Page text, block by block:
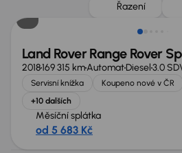
Řazení
Land Rover Range Rover
2018169 315 kmAutomatDiesel3.0
Servisní knížka Koupeno nové v ČR
+10 dalších
Měsíční splátka
od 5 683 Kč